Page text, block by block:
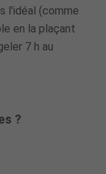
l'idéal (comme
en la plaçant
7 h au
?